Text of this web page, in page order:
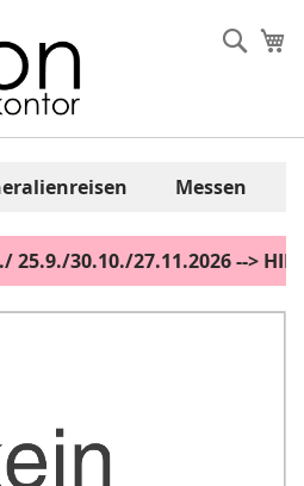
Messen
25.9./30.10./27.11.2026 -->